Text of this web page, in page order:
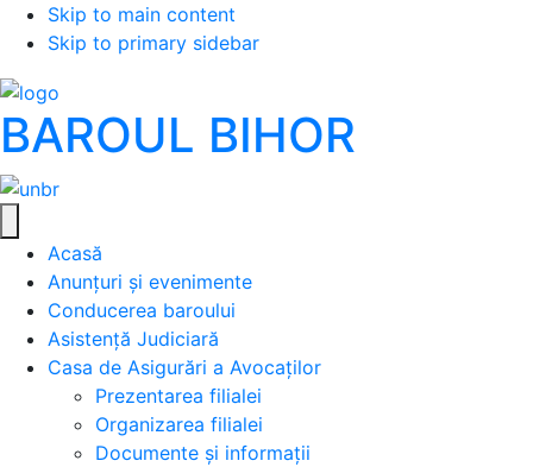
Skip to main content
Skip to primary sidebar
BAROUL BIHOR
Acasă
Anunțuri și evenimente
Conducerea baroului
Asistență Judiciară
Casa de Asigurări a Avocaților
Prezentarea filialei
Organizarea filialei
Documente și informații